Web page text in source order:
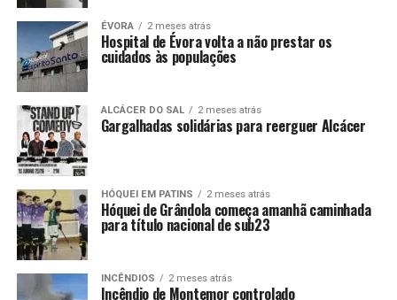
ÉVORA 2 meses atrás
Hospital de Évora volta a não prestar os
cuidados às populações
ALCÁCER DO SAL 2 meses atrás
Gargalhadas solidárias para reerguer Alcácer
HÓQUEI EM PATINS 2 meses atrás
Hóquei de Grândola começa amanhã caminhada
para título nacional de sub23
INCÊNDIOS 2 meses atrás
Incêndio de Montemor controlado